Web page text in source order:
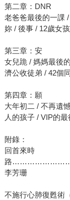
第二章：DNR
老爸爸最後的一課
妳 / 後事 / 12歲女
第三章：安
女兒跪 / 媽媽最後
濟公收徒弟 / 42個
第四章：願
大年初二 / 不再遺
人的孩子 / VIP的
附錄：
回首來時
路
李芳珊
不施行心肺復甦術